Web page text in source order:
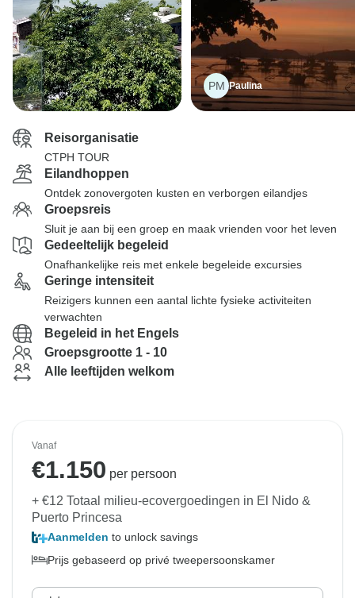
PM Paulina
Reisorganisatie
CTPH TOUR
Eilandhoppen
Ontdek zonovergoten kusten en verborgen eilandjes
Groepsreis
Sluit je aan bij een groep en maak vrienden voor het leven
Gedeeltelijk begeleid
Onafhankelijke reis met enkele begeleide excursies
Geringe intensiteit
Reizigers kunnen een aantal lichte fysieke activiteiten
verwachten
Begeleid in het Engels
Groepsgrootte 1 - 10
Alle leeftijden welkom
Vanaf
€1.150 per persoon
+ €12 Totaal milieu-ecovergoedingen in El Nido &
Puerto Princesa
Aanmelden to unlock savings
Prijs gebaseerd op privé tweepersoonskamer